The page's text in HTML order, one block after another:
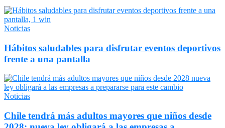
Noticias
Hábitos saludables para disfrutar eventos deportivos
frente a una pantalla
Noticias
Chile tendrá más adultos mayores que niños desde